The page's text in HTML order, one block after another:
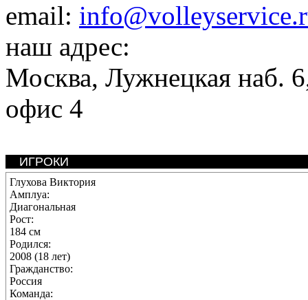
email:
наш адрес:
Москва, Лужнецкая наб.
офис 4
ИГРОКИ
Глухова Виктория
Амплуа:
Диагональная
Рост:
184 см
Родился:
2008 (18 лет)
Гражданство:
Россия
Команда: